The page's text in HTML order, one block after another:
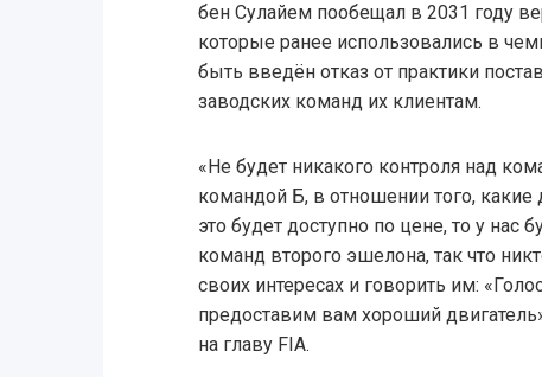
бен Сулайем пообещал в 2031 году
которые ранее использовались в
быть введён отказ от практики
заводских команд их клиентам.
«Не будет никакого контроля над
командой Б, в отношении того, какие
это будет доступно по цене, то у нас
команд второго эшелона, так что
своих интересах и говорить им:
предоставим вам хороший
на главу FIA.